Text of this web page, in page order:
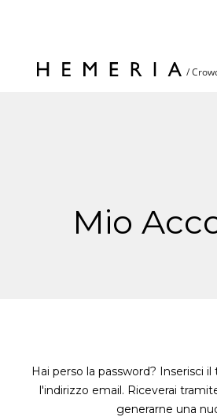
Mio
Hai perso la password? Inserisci
l'indirizzo email. Riceverai
generarne una